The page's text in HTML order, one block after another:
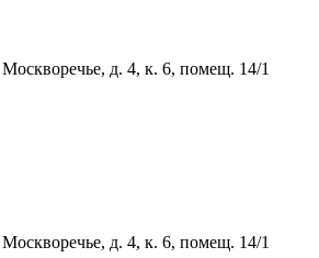
д. 4, к. 6, помещ. 14/1
д. 4, к. 6, помещ. 14/1